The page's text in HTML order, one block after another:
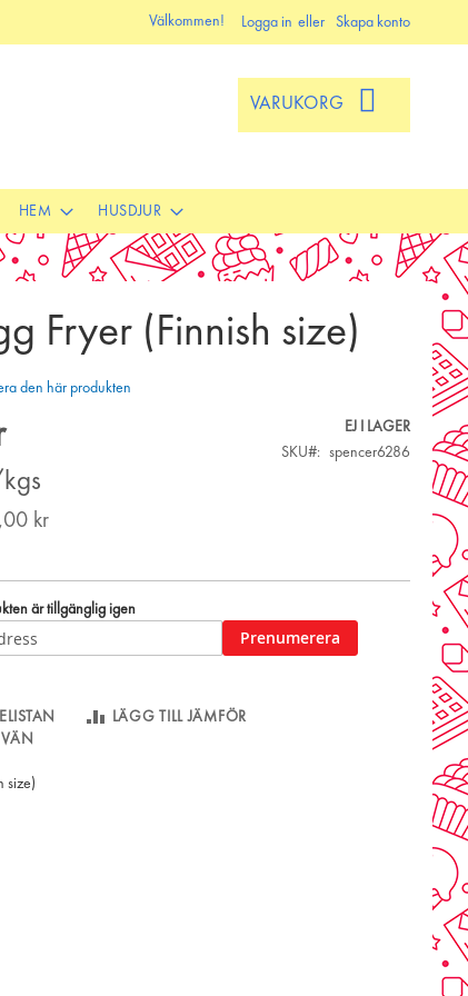
Välkommen! Logga in Skapa konto
VARUKORG
HEM HUSDJUR
Fryer (Finnish size)
den här produkten
kr
EJ I LAGER
SKU
spencer6286
är tillgänglig igen
Prenumerera
LÄGG TILL JÄMFÖR
VÄN
size)